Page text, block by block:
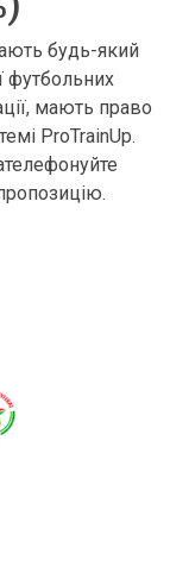
будь-який
футбольних
мають право
ProTrainUp.